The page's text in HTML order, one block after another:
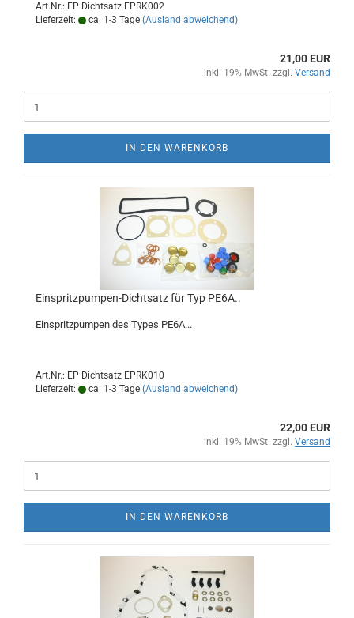
Art.Nr.: EP Dichtsatz EPRK002
Lieferzeit:
ca. 1-3 Tage (Ausland abweichend)
21,00 EUR
inkl. 19% MwSt. zzgl. Versand
IN DEN WARENKORB
Einspritzpumpen-Dichtsatz für Typ PE6A..
Einspritzpumpen des Types PE6A...
Art.Nr.: EP Dichtsatz EPRK010
Lieferzeit:
ca. 1-3 Tage (Ausland abweichend)
22,00 EUR
inkl. 19% MwSt. zzgl. Versand
IN DEN WARENKORB